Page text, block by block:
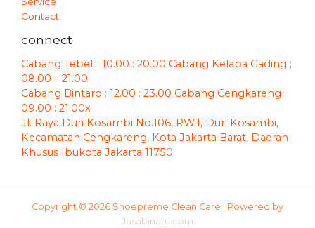
Contact
connect
Cabang Tebet : 10.00 : 20.00 Cabang Kelapa Gading ;
08.00 – 21.00
Cabang Bintaro : 12.00 : 23.00 Cabang Cengkareng :
09.00 : 21.00x
Jl. Raya Duri Kosambi No.106, RW.1, Duri Kosambi,
Kecamatan Cengkareng, Kota Jakarta Barat, Daerah
Khusus Ibukota Jakarta 11750
Copyright © 2026 Shoepreme Clean Care | Powered by
Jasabinatu.com